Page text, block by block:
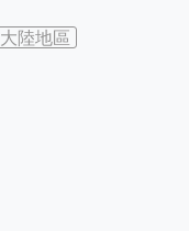
大陸地區